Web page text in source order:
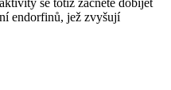
endorfinů, jež zvyšují